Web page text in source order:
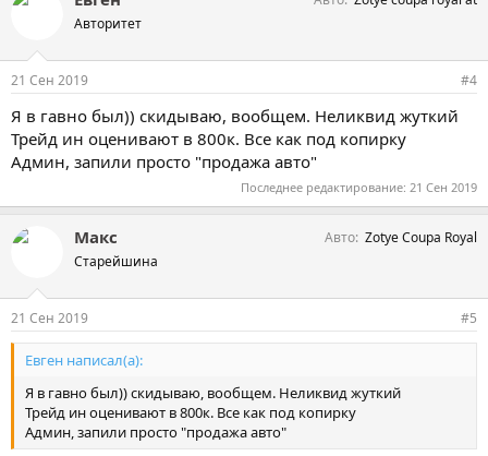
Авторитет
21 Сен 2019 #4
Я в гавно был)) скидываю, вообщем. Неликвид жуткий
Трейд ин оценивают в 800к. Все как под копирку
Админ, запили просто "продажа авто"
Последнее редактирование: 21 Сен 2019
Макс
Старейшина
Авто Zotye Coupa Royal
21 Сен 2019 #5
Евген написал(а):
Я в гавно был)) скидываю, вообщем. Неликвид жуткий
Трейд ин оценивают в 800к. Все как под копирку
Админ, запили просто "продажа авто"